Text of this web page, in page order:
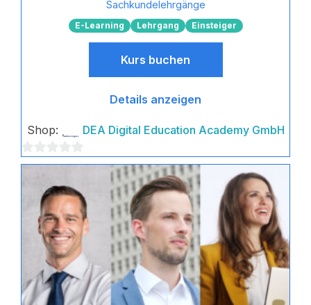
Sachkundelehrgänge
E-Learning Lehrgang Einsteiger
Kurs buchen
Details anzeigen
Shop: DEA Digital Education Academy GmbH
0